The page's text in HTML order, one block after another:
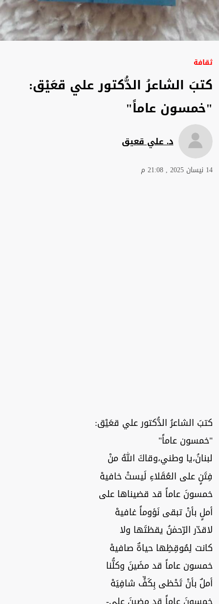
ثقافة
كتبَ الشاعرُ الدُّكتور علي قعَيْق:
"خمسون عاماً"
د. علي قعيق
14 نيسان 2025 , 21:08 م
كتبَ الشاعرُ الدُّكتور علي قعَيْق:
"خمسون عاماً"
لبنانُ،يا وطني،وقاكَ اللهُ منْ
فِتَنٍ على العُقَلاءِ لَيستْ خافيهْ
خمسونَ عاماً قد قضيناها على
أملٍ بأنْ تبقى نَؤوماً غافيهْ
لاقدّر الرّحمٰنُ يقظتَها ولا
كانت لِمُوقِظِها حياةٌ صافيهْ
خمسون عاماً قد مضَينَ وكلُّنا
أملٌ بأنْ تَحْظى بِكَفٍّ شافِيَهْ